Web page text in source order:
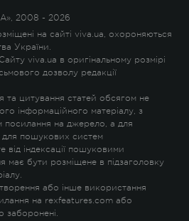
2008 - 2026
на сайті viva.ua, охороняються
України.
viva.ua в оригінальному розмірі
дозволу редакції
та цитування статей обсягом не
інформаційного матеріалу, з
посилання на джерело, а для
для пошукових систем
від індексації пошуковими
має бути розміщене в підзаголовку
або інше використання
на rexfeatures.com або
заборонені.